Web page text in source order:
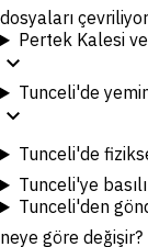
dosyaları
Pertek Kalesi
expand_more
Tunceli'de
expand_more
Tunceli'de
Tunceli'ye
Tunceli'den
neye göre değişir?